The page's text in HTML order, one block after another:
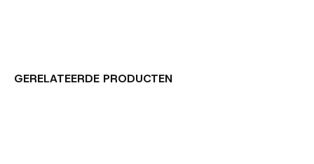
GERELATEERDE PRODUCTEN